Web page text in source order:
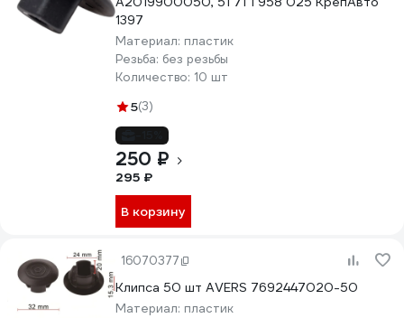
1397
Материал: пластик
Резьба: без резьбы
Количество: 10 шт
5(3)
250 ₽
295 ₽
В корзину
16070377
Клипса 50 шт AVERS 7692447020-50
Материал: пластик